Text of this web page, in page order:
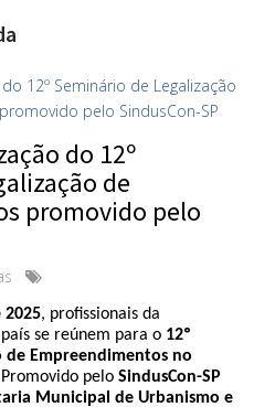
do 12º
de
promovido pelo
2025, profissionais da
se reúnem para o 12º
de Empreendimentos no
pelo SindusCon-SP
Municipal de Urbanismo e